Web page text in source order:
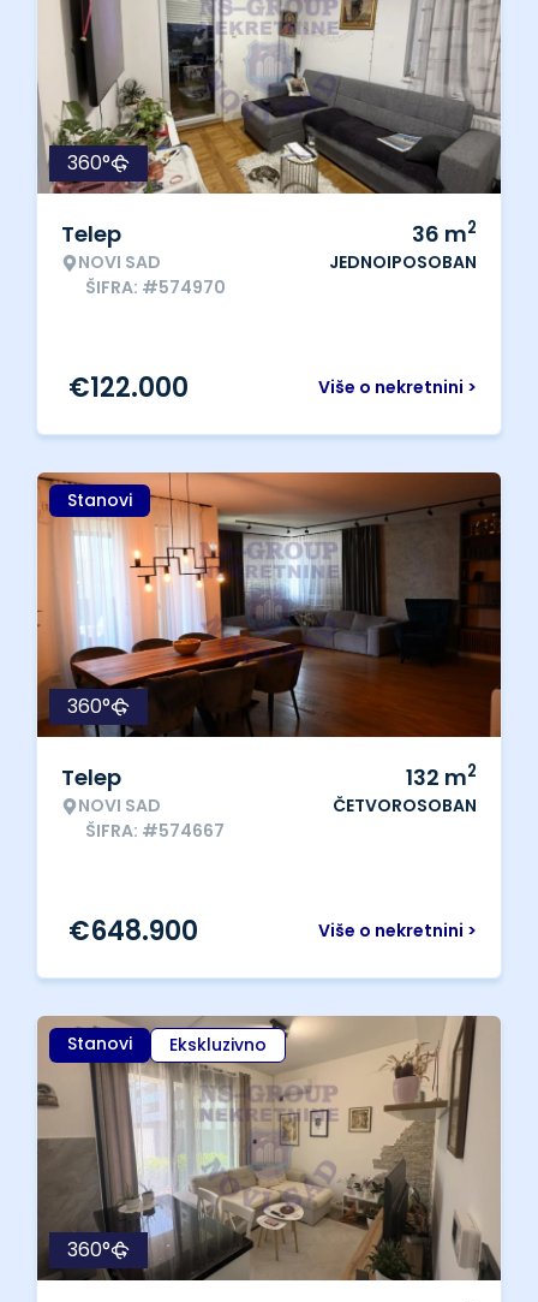
360°
Telep
NOVI SAD
ŠIFRA: #574970
36 m2
JEDNOIPOSOBAN
Više o nekretnini >
€122.000
Stanovi
360°
Telep
NOVI SAD
ŠIFRA: #574667
132 m2
ČETVOROSOBAN
Više o nekretnini >
€648.900
Stanovi Ekskluzivno
360°